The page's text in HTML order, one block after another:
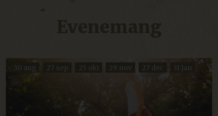
30 aug 27 sep 25 okt 29 nov 27 dec
31 jan
...